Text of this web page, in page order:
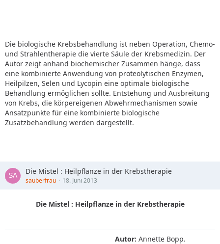
Die biologische Krebsbehandlung ist neben Operation, Chemo-
und Strahlentherapie die vierte Säule der Krebsmedizin. Der
Autor zeigt anhand biochemischer Zusammen hänge, dass
eine kombinierte Anwendung von proteolytischen Enzymen,
Heilpilzen, Selen und Lycopin eine optimale biologische
Behandlung ermöglichen sollte. Entstehung und Ausbreitung
von Krebs, die körpereigenen Abwehrmechanismen sowie
Ansatzpunkte für eine kombinierte biologische
Zusatzbehandlung werden dargestellt.
Die Mistel : Heilpflanze in der Krebstherapie
sauberfrau 18. Juni 2013
Die Mistel : Heilpflanze in der Krebstherapie
Autor: Annette Bopp.